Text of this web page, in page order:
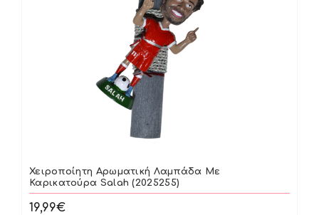
Χειροποίητη Αρωματική Λαμπάδα Με
Καρικατούρα Salah (2025255)
19,99€